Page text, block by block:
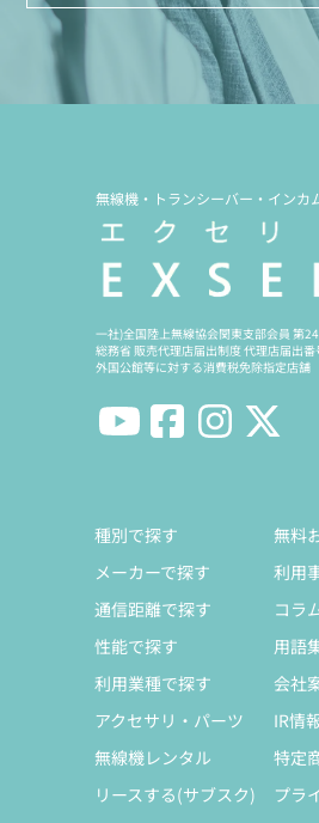
無線機・トランシーバー・インカ
一社)全国陸上無線協会関東支部会員 第
総務省 販売代理店届出制度 代理店届出
外国公館等に対する消費税免除指定店舗
種別で探す
メーカーで探す
通信距離で探す
性能で探す
利用業種で探す
アクセサリ・パーツ
無線機レンタル
リースする(サブスク)
無料
利用
コラ
用語
会社
IR情
特定
プラ